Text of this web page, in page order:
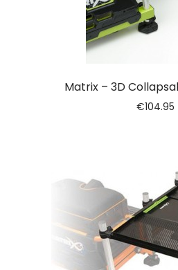
Matrix – 3D
€104.95